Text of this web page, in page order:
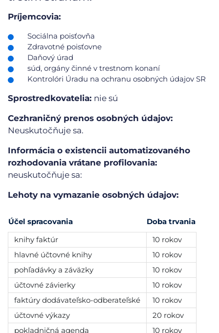
Príjemcovia:
Sociálna poisťovňa
Zdravotné poisťovne
Daňový úrad
súd, orgány činné v trestnom konaní
Kontrolóri Úradu na ochranu osobných údajov SR
Sprostredkovatelia: nie sú
Cezhraničný prenos osobných údajov:
Neuskutočňuje sa.
Informácia o existencii automatizovaného
rozhodovania vrátane profilovania:
neuskutočňuje sa:
Lehoty na vymazanie osobných údajov:
Účel spracovania
Doba trvania
knihy faktúr
10 rokov
hlavné účtovné knihy
10 rokov
pohľadávky a záväzky
10 rokov
účtovné závierky
10 rokov
faktúry dodávateľsko-odberateľské
10 rokov
účtovné výkazy
20 rokov
pokladničná agenda
10 rokov